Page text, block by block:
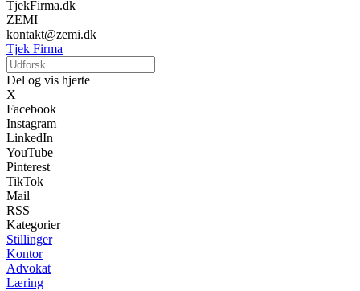
TjekFirma.dk
ZEMI
kontakt@zemi.dk
Tjek Firma
Del og vis hjerte
X
Facebook
Instagram
LinkedIn
YouTube
Pinterest
TikTok
Mail
RSS
Kategorier
Stillinger
Kontor
Advokat
Læring